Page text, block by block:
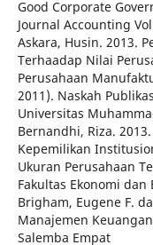
Good Corporate
Journal Accounting
Askara, Husin. 2013.
Terhaadap Nilai
Perusahaan
2011). Naskah
Universitas
Bernandhi, Riza.
Kepemilikan
Ukuran Perusahaan
Fakultas Ekonomi
Brigham, Eugene F.
Manajemen
Salemba Empat